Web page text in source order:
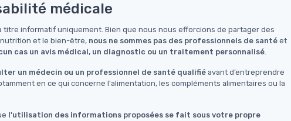
médicale
informatif uniquement. Bien que nous nous efforcions de partager des
et le bien-être, nous ne sommes pas des professionnels de santé et
cas un avis médical, un diagnostic ou un traitement personnalisé.
un médecin ou un professionnel de santé qualifié avant d’entreprendre
en ce qui concerne l'alimentation, les compléments alimentaires ou la
l'utilisation des informations proposées se fait sous votre propre